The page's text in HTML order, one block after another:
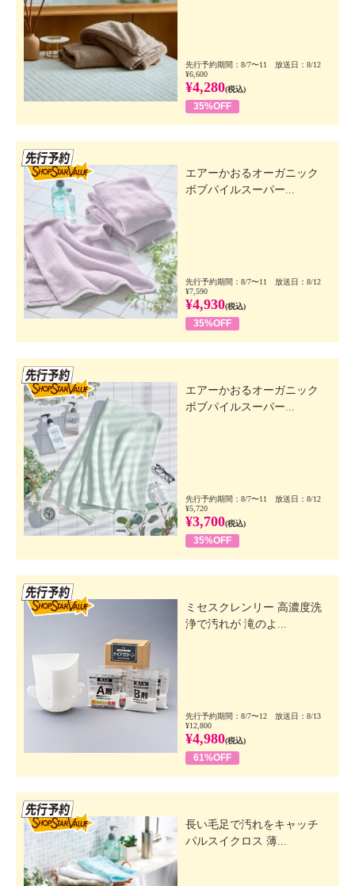
先行予約期間：8/7〜11 放送日：8/12
¥6,600
¥4,280(税込)
35%OFF
エアーかおるオーガニック
ボブパイルスーパー...
先行予約期間：8/7〜11 放送日：8/12
¥7,590
¥4,930(税込)
35%OFF
エアーかおるオーガニック
ボブパイルスーパー...
先行予約期間：8/7〜11 放送日：8/12
¥5,720
¥3,700(税込)
35%OFF
ミセスクレンリー 高濃度洗
浄で汚れが 滝のよ...
先行予約期間：8/7〜12 放送日：8/13
¥12,800
¥4,980(税込)
61%OFF
長い毛足で汚れをキャッチ
パルスイクロス 薄...